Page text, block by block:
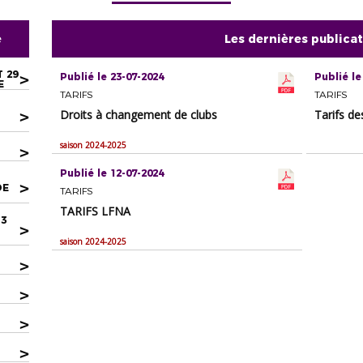
29>
>
>
>
>
>
>
>
>
Les dernières
Publié le 23-07-2024
TARIFS
Droits à changement de clubs
saison 2024-2025
Publié le
TARIFS
Tarifs
Publié le 12-07-2024
TARIFS
TARIFS LFNA
saison 2024-2025